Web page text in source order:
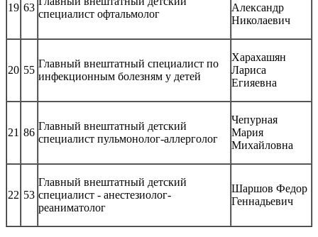
19 63
специалист офтальмолог
Александр
Николаевич
20 55
Главный внештатный специалист по
инфекционным болезням у детей
Харахашян
Лариса
Егияевна
21 86
Главный внештатный детский
специалист пульмонолог-аллерголог
Чепурная
Мария
Михайловна
22 53
Главный внештатный детский
специалист - анестезиолог-
реаниматолог
Шаршов Федор
Геннадьевич